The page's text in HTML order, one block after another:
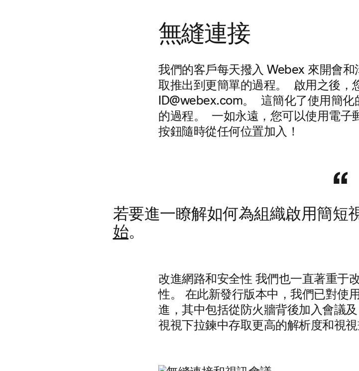
無縫連接
我們的客戶每天撥入 Webex 來開會
取推出到更簡單的過程。 啟用之後，
ID@webex.com。 這簡化了使用簡
的過程。 一如永遠，您可以使用電子
按鈕隨時從任何位置加入！
若要進一瞭解如何為組織啟用簡短
始。
改進網路和安全性 我們也一直著重于
性。 在此新發行版本中，我們已對使
進，其中包括從防火牆背後加入會議
視視下拉鍊中存取更高的解析度和視視